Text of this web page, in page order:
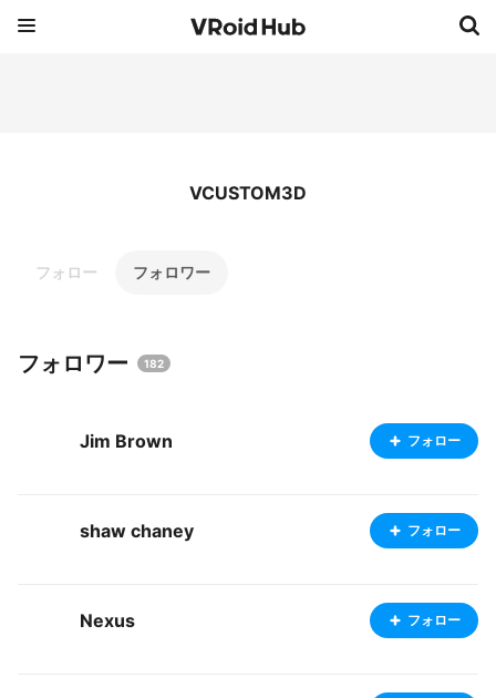
VCUSTOM3D
フォロー フォロワー
フォロワー 182
Jim Brown フォロー
shaw chaney フォロー
Nexus フォロー